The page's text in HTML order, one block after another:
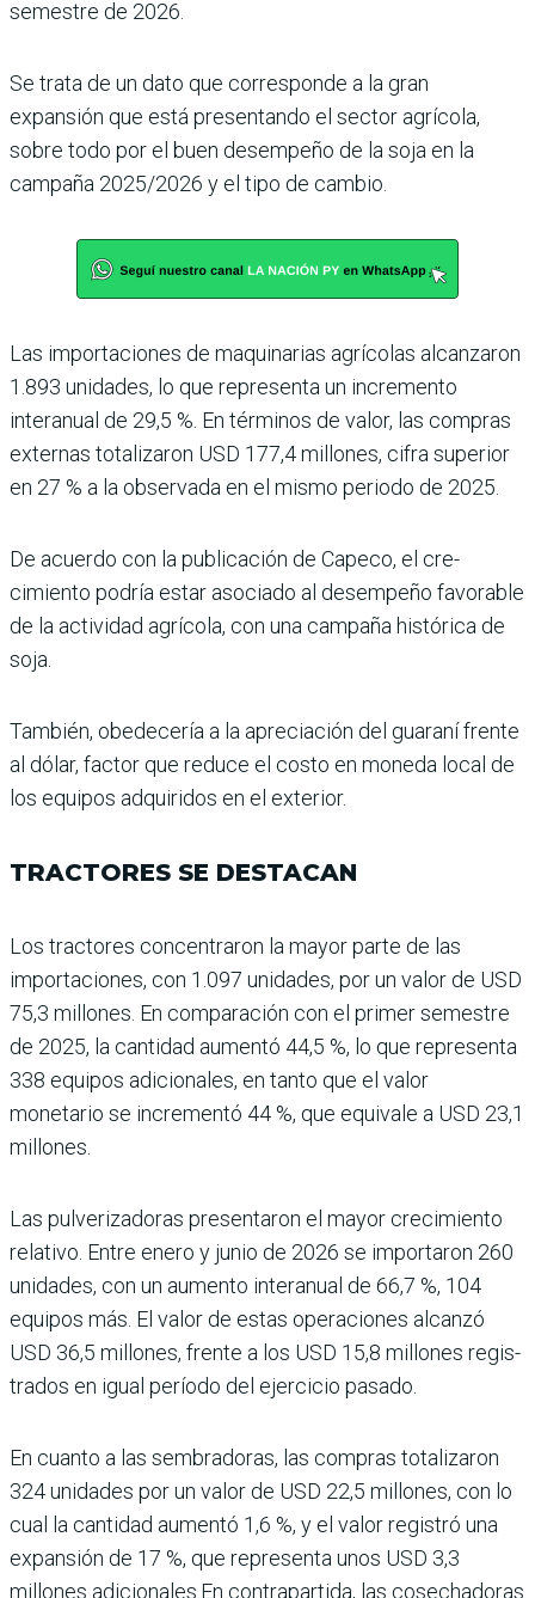
semestre de 2026.
Se trata de un dato que corres­ponde a la gran
expansión que está presentando el sec­tor agrícola,
sobre todo por el buen desempeño de la soja en la
campaña 2025/2026 y el tipo de cambio.
Las importaciones de maquinarias agrícolas alcanzaron
1.893 unidades, lo que representa un incre­mento
interanual de 29,5 %. En términos de valor, las compras
externas tota­lizaron USD 177,4 millo­nes, cifra superior
en 27 % a la observada en el mismo periodo de 2025.
De acuerdo con la publi­cación de Capeco, el cre­
cimiento podría estar asociado al desempeño favo­rable
de la actividad agrí­cola, con una campaña his­tórica de
soja.
También, obedecería a la apre­ciación del guaraní frente
al dólar, factor que reduce el costo en moneda local de
los equipos adquiridos en el exterior.
TRACTORES SE DESTACAN
Los tractores concentraron la mayor parte de las
importacio­nes, con 1.097 unidades, por un valor de USD
75,3 millones. En comparación con el primer semestre
de 2025, la can­tidad aumentó 44,5 %, lo que representa
338 equipos adicionales, en tanto que el valor
monetario se incre­mentó 44 %, que equivale a USD 23,1
millones.
Las pulverizadoras presen­taron el mayor crecimiento
relativo. Entre enero y junio de 2026 se importaron 260
unidades, con un aumento interanual de 66,7 %, 104
equipos más. El valor de estas operaciones alcanzó
USD 36,5 millones, frente a los USD 15,8 millones regis­
trados en igual período del ejercicio pasado.
En cuanto a las sembradoras, las com­pras totalizaron
324 uni­dades por un valor de USD 22,5 millones, con lo
cual la cantidad aumentó 1,6 %, y el valor registró una
expan­sión de 17 %, que representa unos USD 3,3
millones adi­cionales.En contrapartida, las cosechadoras